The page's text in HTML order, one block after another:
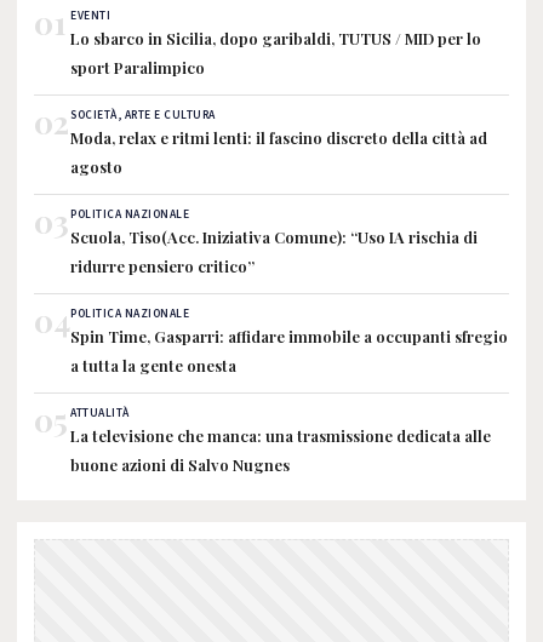
01 EVENTI
Lo sbarco in Sicilia, dopo garibaldi, TUTUS / MID per lo
sport Paralimpico
02SOCIETÀ, ARTE E CULTURA
Moda, relax e ritmi lenti: il fascino discreto della città ad
agosto
03POLITICA NAZIONALE
Scuola, Tiso(Acc. Iniziativa Comune): “Uso IA rischia di
ridurre pensiero critico”
04POLITICA NAZIONALE
Spin Time, Gasparri: affidare immobile a occupanti sfregio
a tutta la gente onesta
05 ATTUALITÀ
La televisione che manca: una trasmissione dedicata alle
buone azioni di Salvo Nugnes